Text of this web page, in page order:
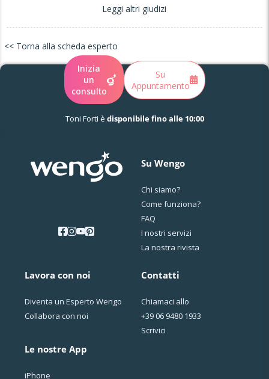
Leggi altri giudizi
<< Torna alla scheda esperto
Inizia
un
consulto
Su
Appuntamento
Toni Forti è disponibile fino alle 10:00
Su Wengo
Chi siamo?
Come funziona?
FAQ
I nostri servizi
La nostra rivista
Lavora con noi
Diventa un Esperto Wengo
Collabora con noi
Le nostre App
iPhone
Contatti
Chiamaci allo
+39 06 9480 1933
Scrivici